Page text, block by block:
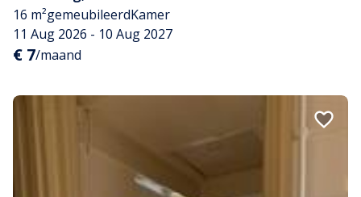
16 m²gemeubileerdKamer
11 Aug 2026 - 10 Aug 2027
€ 7/maand